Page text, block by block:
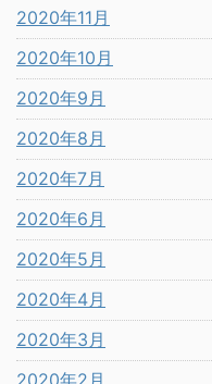
2020年11月
2020年10月
2020年9月
2020年8月
2020年7月
2020年6月
2020年5月
2020年4月
2020年3月